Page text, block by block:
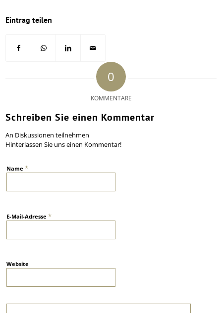
Eintrag teilen
0
KOMMENTARE
Schreiben Sie einen Kommentar
An Diskussionen teilnehmen
Hinterlassen Sie uns einen Kommentar!
Name*
E-Mail-Adresse*
Website